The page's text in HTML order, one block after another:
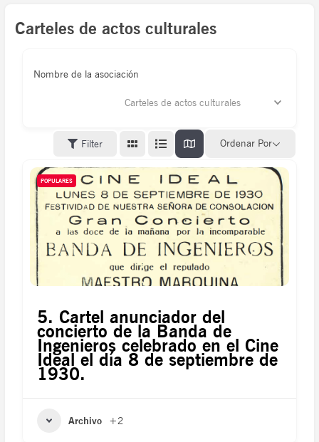
Carteles de actos culturales
Nombre de la asociación
Carteles de actos culturales
Filter Ordenar Por
POPULARES
5. Cartel anunciador del
concierto de la Banda de
Ingenieros celebrado en el Cine
Ideal el día 8 de septiembre de
1930.
Archivo +2